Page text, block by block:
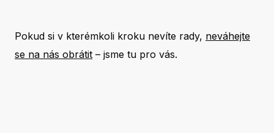
Pokud si v kterémkoli kroku nevíte rady, neváhejte
se na nás obrátit – jsme tu pro vás.